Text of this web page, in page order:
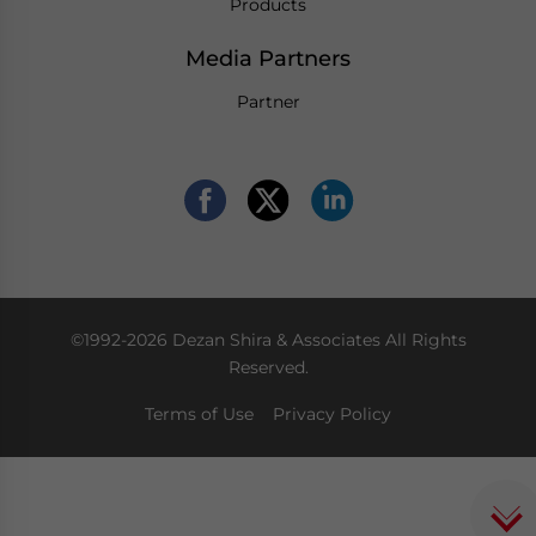
Media Partners
Partner
©1992-2026 Dezan Shira & Associates All Rights
Reserved.
Terms of Use Privacy Policy